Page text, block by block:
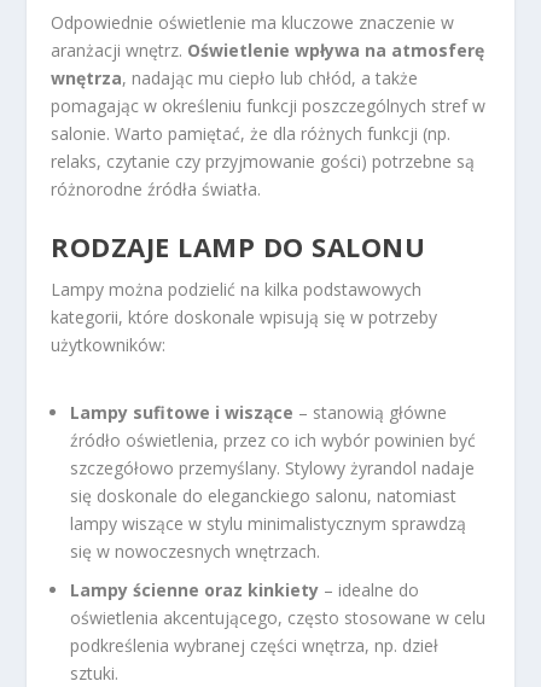
Odpowiednie oświetlenie ma kluczowe znaczenie w
aranżacji wnętrz. Oświetlenie wpływa na atmosferę
wnętrza, nadając mu ciepło lub chłód, a także
pomagając w określeniu funkcji poszczególnych stref w
salonie. Warto pamiętać, że dla różnych funkcji (np.
relaks, czytanie czy przyjmowanie gości) potrzebne są
różnorodne źródła światła.
RODZAJE LAMP DO SALONU
Lampy można podzielić na kilka podstawowych
kategorii, które doskonale wpisują się w potrzeby
użytkowników:
Lampy sufitowe i wiszące – stanowią główne
źródło oświetlenia, przez co ich wybór powinien być
szczegółowo przemyślany. Stylowy żyrandol nadaje
się doskonale do eleganckiego salonu, natomiast
lampy wiszące w stylu minimalistycznym sprawdzą
się w nowoczesnych wnętrzach.
Lampy ścienne oraz kinkiety – idealne do
oświetlenia akcentującego, często stosowane w celu
podkreślenia wybranej części wnętrza, np. dzieł
sztuki.